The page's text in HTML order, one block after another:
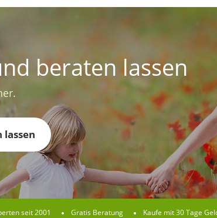
beraten lassen
lassen
seit 2001 Gratis Beratung Kaufe mit 30 Tage